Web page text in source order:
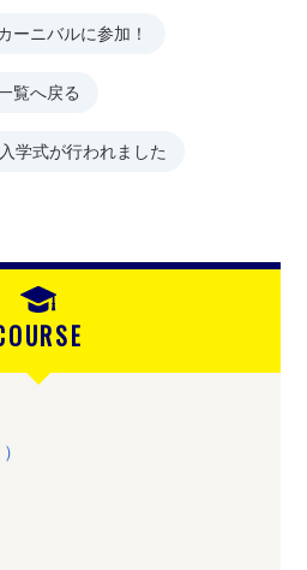
ーニバルに参加！
覧へ戻る
学式が行われました